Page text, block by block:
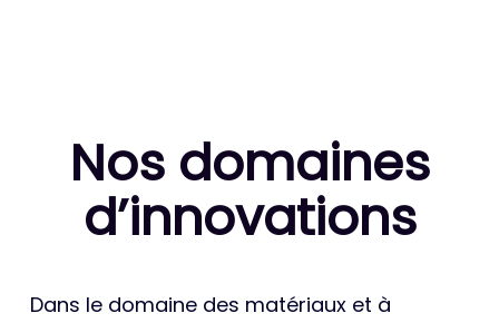
Nos domaines
d’innovations
Dans le domaine des matériaux et à